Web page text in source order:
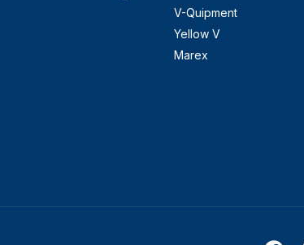
V-Quipment
Yellow V
Marex